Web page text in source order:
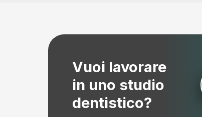
Vuoi lavorare
in uno studio
dentistico?